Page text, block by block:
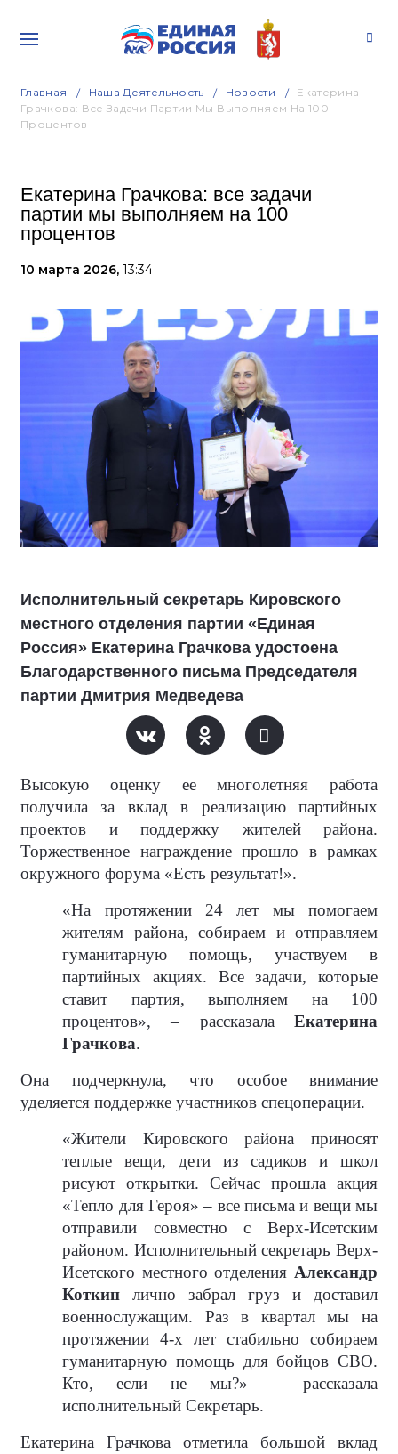
Главная Наша Деятельность Новости
Екатерина
Грачкова: Все Задачи Партии Мы Выполняем На 100
Процентов
Екатерина Грачкова: все задачи
партии мы выполняем на 100
процентов
10 марта 2026, 13:34
Исполнительный секретарь Кировского
местного отделения партии «Единая
Россия» Екатерина Грачкова удостоена
Благодарственного письма Председателя
партии Дмитрия Медведева
Высокую оценку ее многолетняя работа
получила за вклад в реализацию партийных
проектов и поддержку жителей района.
Торжественное награждение прошло в рамках
окружного форума «Есть результат!».
«На протяжении 24 лет мы помогаем
жителям района, собираем и отправляем
гуманитарную помощь, участвуем в
партийных акциях. Все задачи, которые
ставит партия, выполняем на 100
процентов», – рассказала Екатерина
Грачкова.
Она подчеркнула, что особое внимание
уделяется поддержке участников спецоперации.
«Жители Кировского района приносят
теплые вещи, дети из садиков и школ
рисуют открытки. Сейчас прошла акция
«Тепло для Героя» – все письма и вещи мы
отправили совместно с Верх-Исетским
районом. Исполнительный секретарь Верх-
Исетского местного отделения Александр
Коткин лично забрал груз и доставил
военнослужащим. Раз в квартал мы на
протяжении 4-х лет стабильно собираем
гуманитарную помощь для бойцов СВО.
Кто, если не мы?» – рассказала
исполнительный Секретарь.
Екатерина Грачкова отметила большой вклад